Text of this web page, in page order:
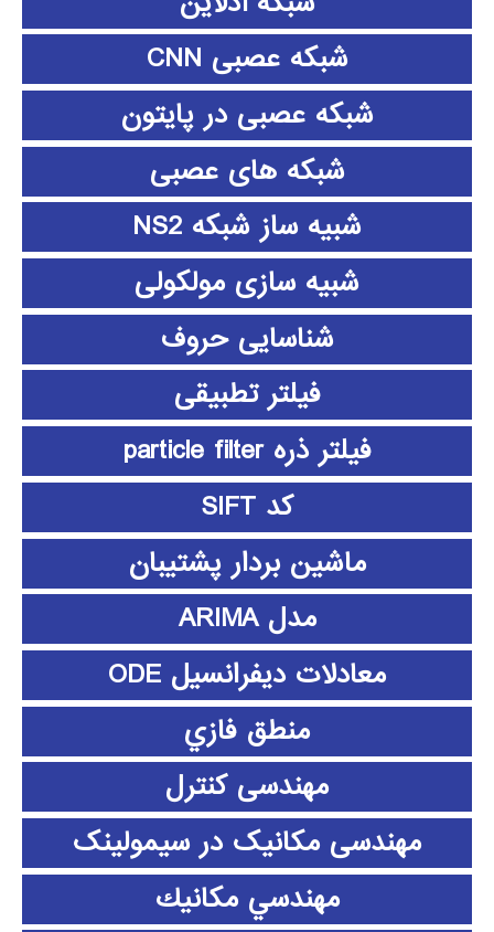
شبکه عصبی CNN
شبکه عصبی در پایتون
شبکه های عصبی
شبیه ساز شبکه NS2
شبیه سازی مولکولی
شناسایی حروف
فیلتر تطبیقی
فیلتر ذره particle filter
کد SIFT
ماشین بردار پشتیبان
مدل ARIMA
معادلات دیفرانسیل ODE
منطق فازي
مهندسی کنترل
مهندسی مکانیک در سیمولینک
مهندسي مكانيك